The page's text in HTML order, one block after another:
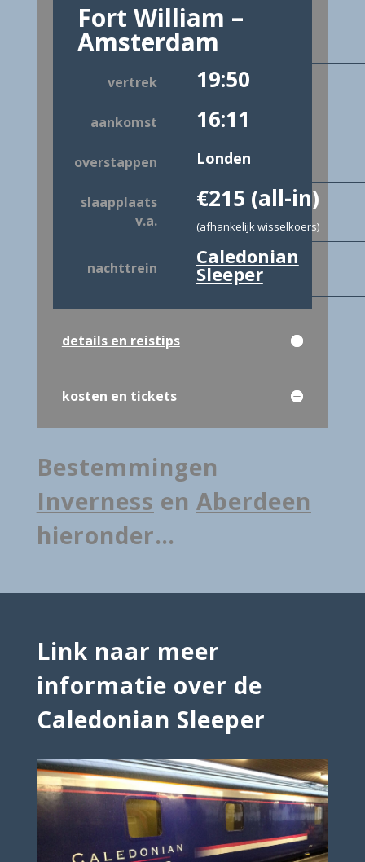
Fort William –
Amsterdam
vertrek 19:50
aankomst 16:11
overstappen Londen
slaapplaats
v.a.
€215 (all-in)
(afhankelijk wisselkoers)
nachttrein Caledonian
Sleeper
details en reistips
kosten en tickets
Bestemmingen
Inverness en Aberdeen
hieronder…
Link naar meer
informatie over de
Caledonian Sleeper